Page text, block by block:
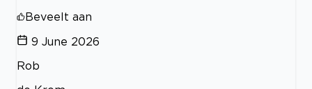
Beveelt aan
9 June 2026
Rob